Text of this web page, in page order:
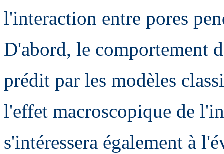
l'interaction entre pores
D'abord, le comportement
prédit par les modèles
l'effet macroscopique de
s'intéressera également à